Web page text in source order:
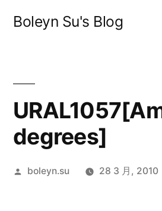
Boleyn Su's Blog
degrees]
发
boleyn.su 28 3 月, 2010